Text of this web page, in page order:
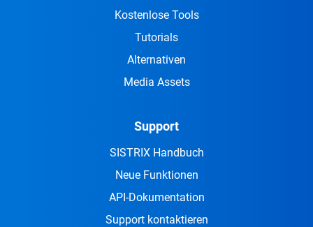
Kostenlose Tools
Tutorials
Alternativen
Media Assets
Support
SISTRIX Handbuch
Neue Funktionen
API-Dokumentation
Support kontaktieren